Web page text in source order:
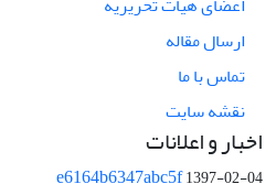
ارسال مقاله
تماس با ما
نقشه سایت
اخبار و اعلانات
e6164b6347abc5f1397-02-04